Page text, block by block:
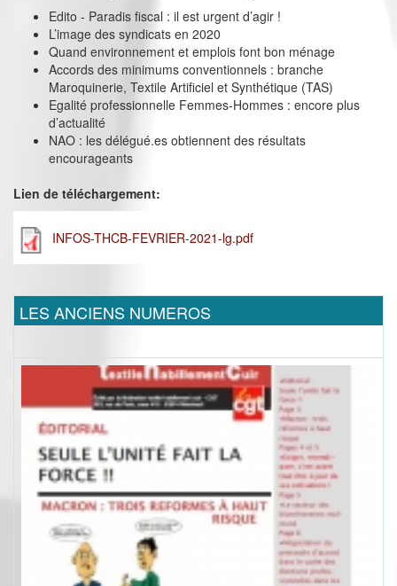
Edito - Paradis fiscal : il est urgent d’agir !
L’image des syndicats en 2020
Quand environnement et emplois font bon ménage
Accords des minimums conventionnels : branche
Maroquinerie, Textile Artificiel et Synthétique (TAS)
Egalité professionnelle Femmes-Hommes : encore plus
d’actualité
NAO : les délégué.es obtiennent des résultats
encourageants
Lien de téléchargement:
INFOS-THCB-FEVRIER-2021-lg.pdf
LES ANCIENS NUMEROS